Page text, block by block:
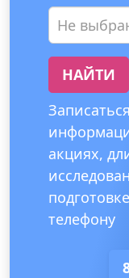
Не
НАЙТИ
акциях,
телефону